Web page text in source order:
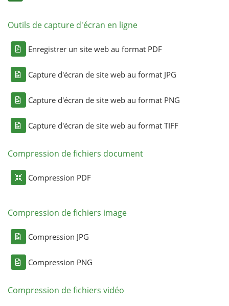
Outils de capture d'écran en ligne
Enregistrer un site web au format PDF
Capture d'écran de site web au format JPG
Capture d'écran de site web au format PNG
Capture d'écran de site web au format TIFF
Compression de fichiers document
Compression PDF
Compression de fichiers image
Compression JPG
Compression PNG
Compression de fichiers vidéo